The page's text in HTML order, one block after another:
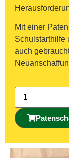
Mit einer
Schulstarthilfe
auch